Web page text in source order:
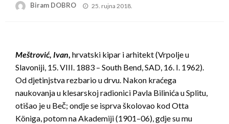
Biram DOBRO
Posted
25. rujna 2018.
Meštrović, Ivan, hrvatski kipar i arhitekt (Vrpolje u
Slavoniji, 15. VIII. 1883 – South Bend, SAD, 16. I. 1962).
Od djetinjstva rezbario u drvu. Nakon kraćega
naukovanja u klesarskoj radionici Pavla Bilinića u Splitu,
otišao je u Beč; ondje se isprva školovao kod Otta
Königa, potom na Akademiji (1901–06), gdje su mu